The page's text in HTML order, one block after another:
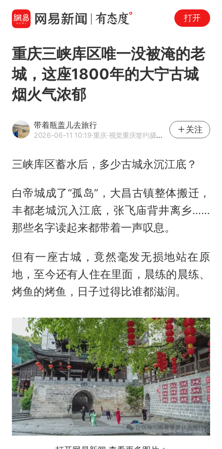
打开
重庆三峡库区唯一没被淹的老
城，这座1800年的大宁古城
烟火气浓郁
带着瓶盖儿去旅行
2026-06-11 10:19·重庆·视觉重庆签约摄影师
关注
三峡库区蓄水后，多少古城永沉江底？
白帝城成了“孤岛”，大昌古镇整体搬迁，
丰都老城沉入江底，张飞庙背井离乡……
那些名字读起来都带着一声叹息。
但有一座古城，竟然毫发无损地站在原
地，至今还有人住在里面，晨练的晨练、
烤鱼的烤鱼，日子过得比谁都滋润。